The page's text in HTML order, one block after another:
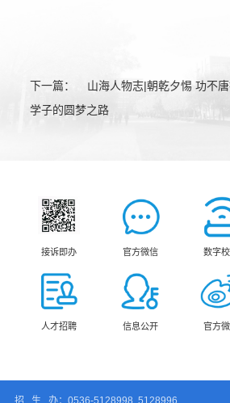
下一篇：
山海人物志|朝乾夕惕 功不
学子的圆梦之路
接诉即办 官方微信 数字
人才招聘 信息公开 官方
招 生 办：0536-5128998 5128996